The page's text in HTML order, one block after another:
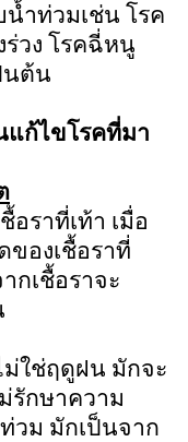
ำท่วมเช่น โรค
ร่วง โรคฉี่หนู
นต้น
แก้ไขโรคที่มา
อราที่เท้า เมื่อ
ของเชื้อราที่
กเชื้อราจะ
ใช่ฤดูฝน มักจะ
รักษาความ
วม มักเป็นจาก